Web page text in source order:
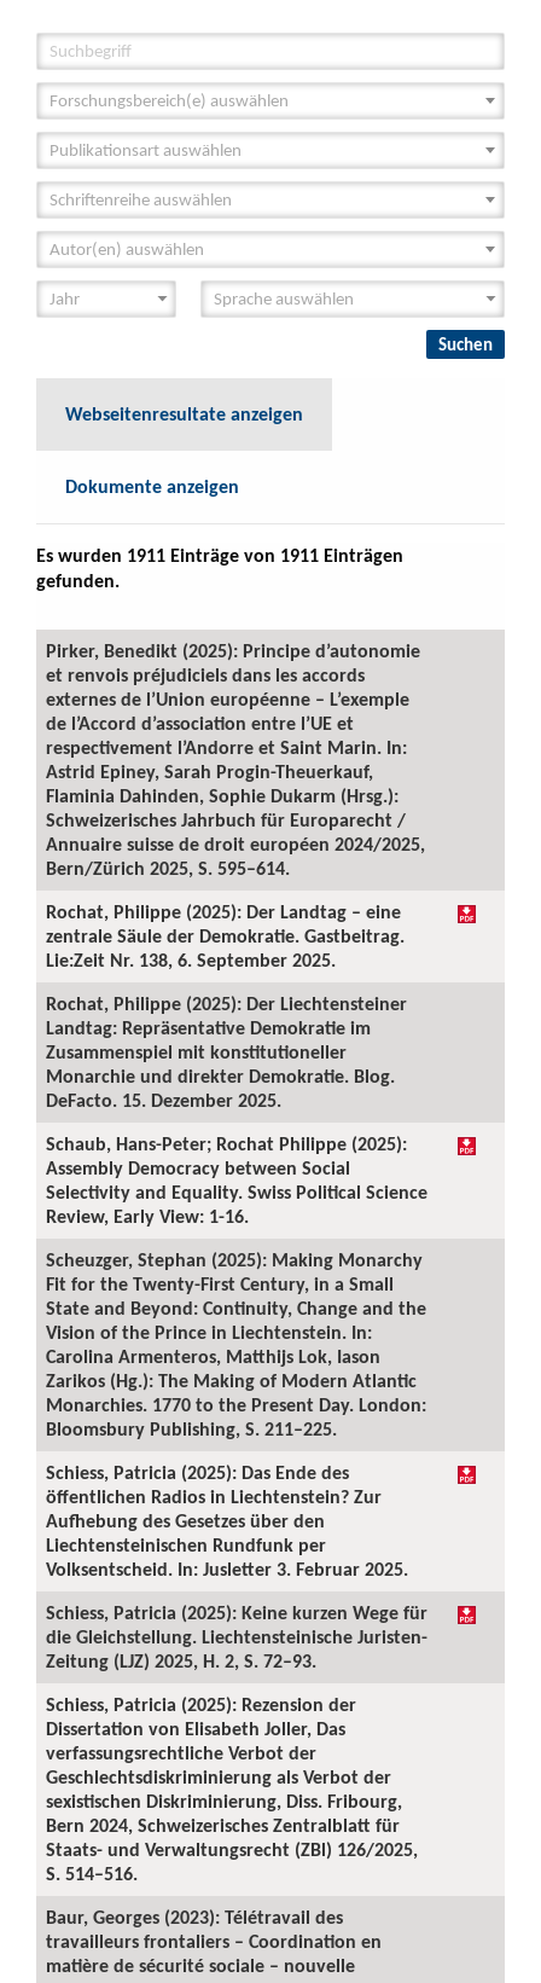
Forschungsbereich(e) auswählen
Publikationsart auswählen
Schriftenreihe auswählen
Autor(en) auswählen
Webseitenresultate anzeigen
Dokumente anzeigen
Es wurden 1911 Einträge von 1911 Einträgen
gefunden.
Pirker, Benedikt (2025): Principe d’autonomie
et renvois préjudiciels dans les accords
externes de l’Union européenne – L’exemple
de l’Accord d’association entre l’UE et
respectivement l’Andorre et Saint Marin. In:
Astrid Epiney, Sarah Progin-Theuerkauf,
Flaminia Dahinden, Sophie Dukarm (Hrsg.):
Schweizerisches Jahrbuch für Europarecht /
Annuaire suisse de droit européen 2024/2025,
Bern/Zürich 2025, S. 595–614.
Rochat, Philippe (2025): Der Landtag – eine
zentrale Säule der Demokratie. Gastbeitrag.
Lie:Zeit Nr. 138, 6. September 2025.
Rochat, Philippe (2025): Der Liechtensteiner
Landtag: Repräsentative Demokratie im
Zusammenspiel mit konstitutioneller
Monarchie und direkter Demokratie. Blog.
DeFacto. 15. Dezember 2025.
Schaub, Hans-Peter; Rochat Philippe (2025):
Assembly Democracy between Social
Selectivity and Equality. Swiss Political Science
Review, Early View: 1-16.
Scheuzger, Stephan (2025): Making Monarchy
Fit for the Twenty-First Century, in a Small
State and Beyond: Continuity, Change and the
Vision of the Prince in Liechtenstein. In:
Carolina Armenteros, Matthijs Lok, Iason
Zarikos (Hg.): The Making of Modern Atlantic
Monarchies. 1770 to the Present Day. London:
Bloomsbury Publishing, S. 211–225.
Schiess, Patricia (2025): Das Ende des
öffentlichen Radios in Liechtenstein? Zur
Aufhebung des Gesetzes über den
Liechtensteinischen Rundfunk per
Volksentscheid. In: Jusletter 3. Februar 2025.
Schiess, Patricia (2025): Keine kurzen Wege für
die Gleichstellung. Liechtensteinische Juristen-
Zeitung (LJZ) 2025, H. 2, S. 72–93.
Schiess, Patricia (2025): Rezension der
Dissertation von Elisabeth Joller, Das
verfassungsrechtliche Verbot der
Geschlechtsdiskriminierung als Verbot der
sexistischen Diskriminierung, Diss. Fribourg,
Bern 2024, Schweizerisches Zentralblatt für
Staats- und Verwaltungsrecht (ZBl) 126/2025,
S. 514–516.
Baur, Georges (2023): Télétravail des
travailleurs frontaliers – Coordination en
matière de sécurité sociale – nouvelle